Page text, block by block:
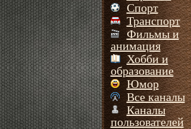
Спорт
Транспорт
Фильмы и
анимация
Хобби и
образование
Юмор
Все каналы
Каналы
пользователей